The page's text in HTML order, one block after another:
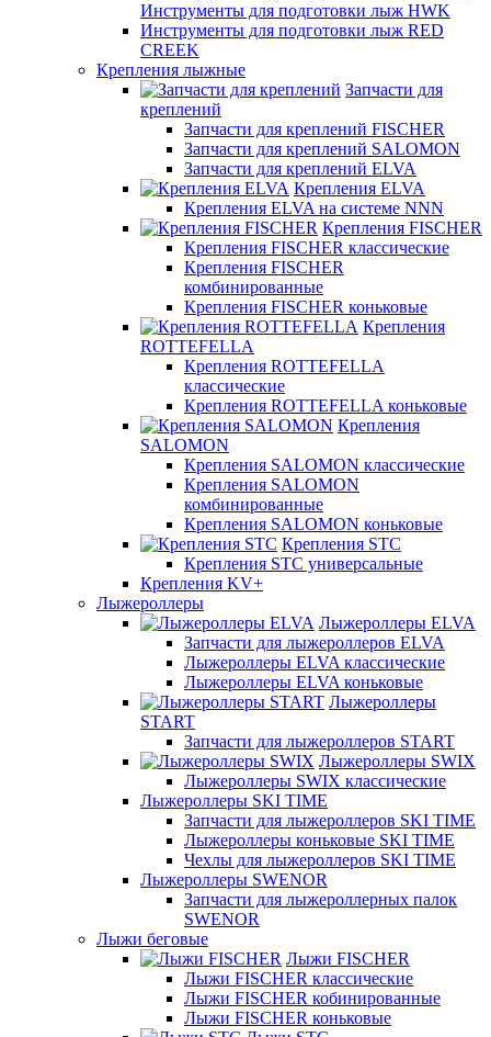
Инструменты для подготовки лыж HWK
Инструменты для подготовки лыж RED
CREEK
Крепления лыжные
Запчасти для
креплений
Запчасти для креплений FISCHER
Запчасти для креплений SALOMON
Запчасти для креплений ELVA
Крепления ELVA
Крепления ELVA на системе NNN
Крепления FISCHER
Крепления FISCHER классические
Крепления FISCHER
комбинированные
Крепления FISCHER коньковые
Крепления
ROTTEFELLA
Крепления ROTTEFELLA
классические
Крепления ROTTEFELLA коньковые
Крепления
SALOMON
Крепления SALOMON классические
Крепления SALOMON
комбинированные
Крепления SALOMON коньковые
Крепления STC
Крепления STC универсальные
Крепления KV+
Лыжероллеры
Лыжероллеры ELVA
Запчасти для лыжероллеров ELVA
Лыжероллеры ELVA классические
Лыжероллеры ELVA коньковые
Лыжероллеры
START
Запчасти для лыжероллеров START
Лыжероллеры SWIX
Лыжероллеры SWIX классические
Лыжероллеры SKI TIME
Запчасти для лыжероллеров SKI TIME
Лыжероллеры коньковые SKI TIME
Чехлы для лыжероллеров SKI TIME
Лыжероллеры SWENOR
Запчасти для лыжероллерных палок
SWENOR
Лыжи беговые
Лыжи FISCHER
Лыжи FISCHER классические
Лыжи FISCHER кобинированные
Лыжи FISCHER коньковые